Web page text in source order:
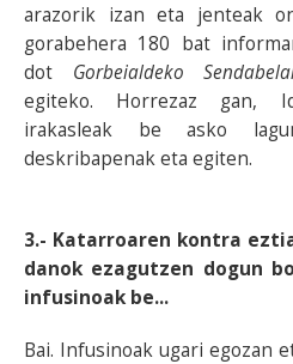
arazorik izan eta jenteak
gorabehera 180 bat
dot Gorbeialdeko
egiteko. Horrezaz gan,
irakasleak be asko
deskribapenak eta egiten.
3.- Katarroaren kontra
danok ezagutzen dogun
infusinoak be...
Bai. Infusinoak ugari egozan